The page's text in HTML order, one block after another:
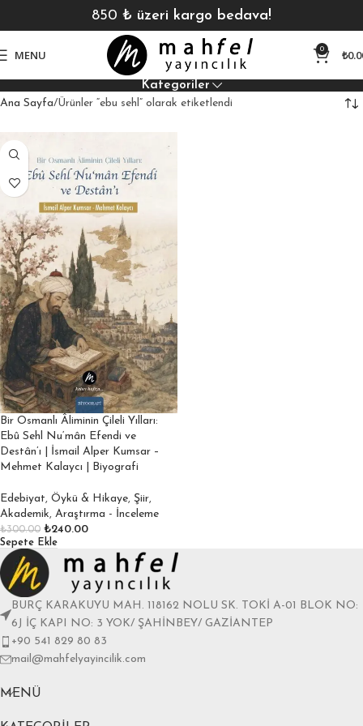
850 ₺ üzeri kargo bedava!
MENU 0 ₺
Kategoriler
Ana Sayfa Ürünler “ebu sehl” olarak etiketlendi
Bir Osmanlı Âliminin Çileli Yılları:
Ebû Sehl Nu‘mân Efendi ve
Destân’ı | İsmail Alper Kumsar –
Mehmet Kalaycı | Biyografi
Edebiyat, Öykü & Hikaye, Şiir,
Akademik, Araştırma - İnceleme
₺300.00 ₺240.00
Sepete Ekle
BURÇ KARAKUYU MAH. 118162 NOLU SK. TOKİ A-01 BLOK NO:
6J İÇ KAPI NO: 3 YOK/ ŞAHİNBEY/ GAZİANTEP
+90 541 829 80 83
mail@mahfelyayincilik.com
MENÜ